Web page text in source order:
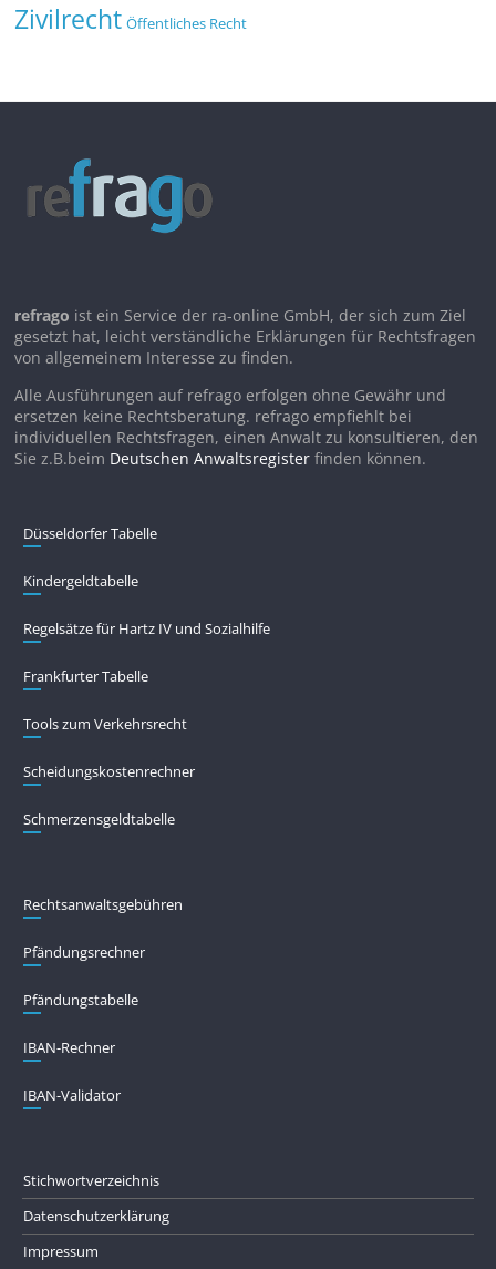
Zivilrecht Öffentliches Recht
refrago ist ein Service der ra-online GmbH, der sich zum Ziel
gesetzt hat, leicht verständliche Erklärungen für Rechtsfragen
von allgemeinem Interesse zu finden.
Alle Ausführungen auf refrago erfolgen ohne Gewähr und
ersetzen keine Rechtsberatung. refrago empfiehlt bei
individuellen Rechtsfragen, einen Anwalt zu konsultieren, den
Sie z.B.beim Deutschen Anwaltsregister finden können.
Düsseldorfer Tabelle
Kindergeldtabelle
Regelsätze für Hartz IV und Sozialhilfe
Frankfurter Tabelle
Tools zum Verkehrsrecht
Scheidungskostenrechner
Schmerzensgeldtabelle
Rechtsanwaltsgebühren
Pfändungs­rechner
Pfändungs­tabelle
IBAN-Rechner
IBAN-Validator
Stichwortverzeichnis
Datenschutzerklärung
Impressum